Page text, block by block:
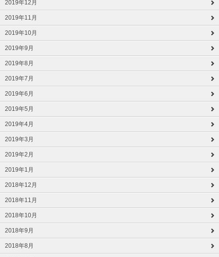
2019年12月
2019年11月
2019年10月
2019年9月
2019年8月
2019年7月
2019年6月
2019年5月
2019年4月
2019年3月
2019年2月
2019年1月
2018年12月
2018年11月
2018年10月
2018年9月
2018年8月